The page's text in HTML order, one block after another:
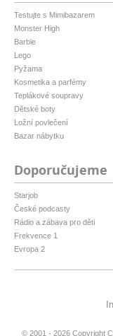
Testujte s Mimibazarem
Monster High
Barbie
Lego
Pyžama
Kosmetika a parfémy
Teplákové soupravy
Dětské boty
Ložní povlečení
Bazar nábytku
Doporučujeme
Starjob
České podcasty
Rádio a zábava pro děti
Frekvence 1
Evropa 2
© 2001 - 2026 Copyright